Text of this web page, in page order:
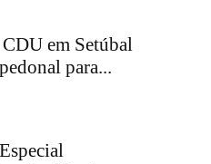
em Setúbal
para...